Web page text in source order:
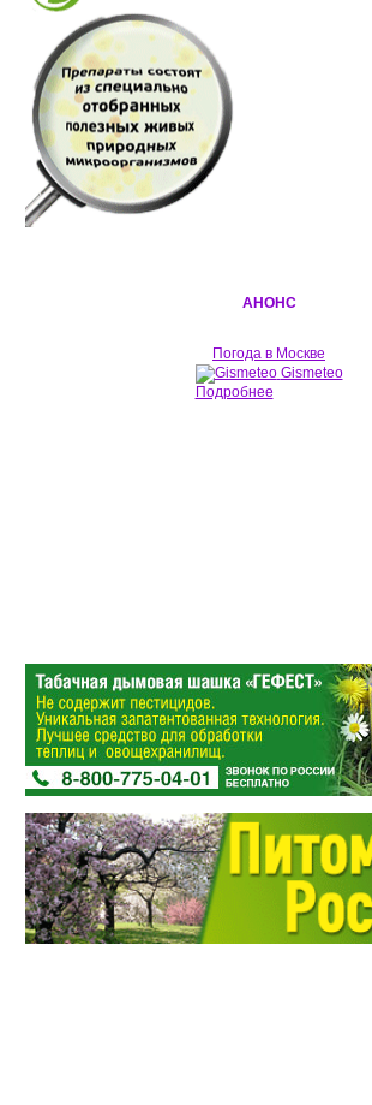
АНОНС
Погода в Москве
Gismeteo
Подробнее